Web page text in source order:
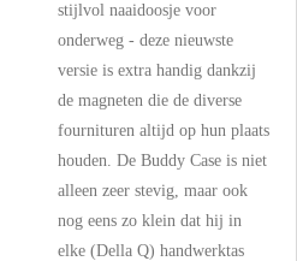
stijlvol naaidoosje voor
onderweg - deze nieuwste
versie is extra handig dankzij
de magneten die de diverse
fournituren altijd op hun plaats
houden. De Buddy Case is niet
alleen zeer stevig, maar ook
nog eens zo klein dat hij in
elke (Della Q) handwerktas